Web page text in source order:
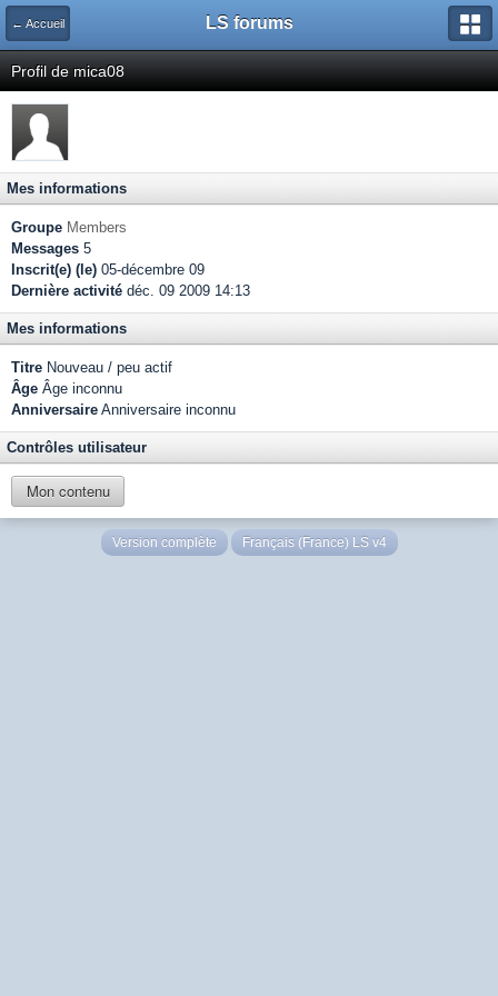
← Accueil LS forums
Profil de mica08
Mes informations
Groupe Members
Messages 5
Inscrit(e) (le) 05-décembre 09
Dernière activité déc. 09 2009 14:13
Mes informations
Titre Nouveau / peu actif
Âge Âge inconnu
Anniversaire Anniversaire inconnu
Contrôles utilisateur
Mon contenu
Version complète Français (France) LS v4